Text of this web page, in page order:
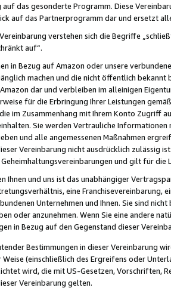
auf das gesonderte Programm. Diese
auf das Partnerprogramm dar und ersetzt
verstehen sich die Begriffe
auf“.
in Bezug auf Amazon oder unsere
machen und die nicht öffentlich
dar und verbleiben im alleinigen
für die Erbringung Ihrer Leistungen
im Zusammenhang mit Ihrem Konto
Sie werden Vertrauliche
und alle angemessenen Maßnahmen
Vereinbarung nicht ausdrücklich zulässig
und gilt für die
Ihnen und uns ist das unabhängiger
eine Franchisevereinbarung,
Unternehmen und Ihnen. Sie sind
oder anzunehmen. Wenn Sie eine andere
in Bezug auf den Gegenstand dieser
Bestimmungen in dieser Vereinbarung
(einschließlich des Ergreifens oder
wird, die mit US-Gesetzen, Vorschriften,
Vereinbarung gelten.